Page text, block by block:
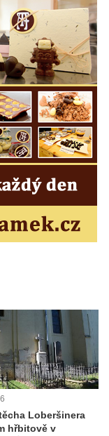
v
Loberšinera
hřbitově v